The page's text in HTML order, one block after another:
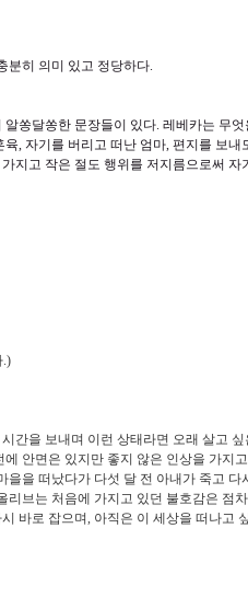
분히 의미 있고 정당하다.
알쏭달쏭한 문장들이 있다. 레베카는 무엇
육, 자기를 버리고 떠난 엄마, 편지를 보내
지고 작은 절도 행위를 저지름으로써 자
.)
간을 보내며 이런 상태라면 오래 살고
안면은 있지만 좋지 않은 인상을 가지
을을 떠났다가 다섯 달 전 아내가 죽고
리브는 처음에 가지고 있던 불호감은 점
바로 잡으며, 아직은 이 세상을 떠나고